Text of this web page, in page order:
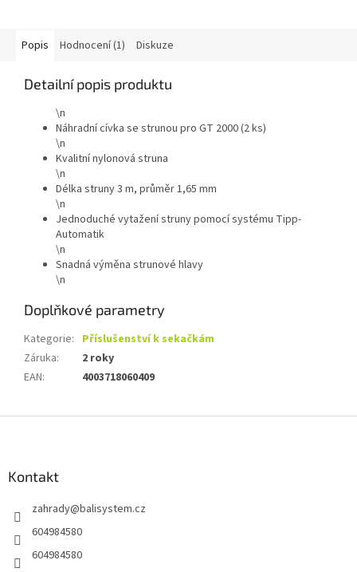
Popis Hodnocení (1) Diskuze
Detailní popis produktu
\n
Náhradní cívka se strunou pro GT 2000 (2 ks)
\n
Kvalitní nylonová struna
\n
Délka struny 3 m, průměr 1,65 mm
\n
Jednoduché vytažení struny pomocí systému Tipp-
Automatik
\n
Snadná výměna strunové hlavy
\n
Doplňkové parametry
Kategorie: Příslušenství k sekačkám
Záruka:
2 roky
EAN: 4003718060409
Kontakt
zahrady@balisystem.cz
604984580
604984580